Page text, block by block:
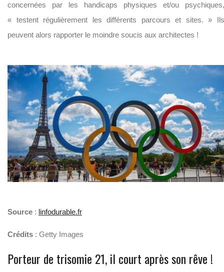
concernées par les handicaps physiques et/ou psychiques,
« testent régulièrement les différents parcours et sites. » Ils
peuvent alors rapporter le moindre soucis aux architectes !
Source : linfodurable.fr
Crédits : Getty Images
Porteur de trisomie 21, il court après son rêve !